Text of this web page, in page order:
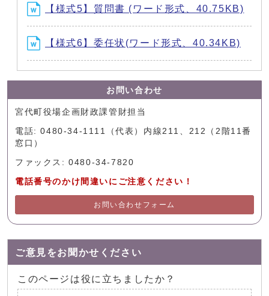
【様式5】質問書 (ワード形式、40.75KB)
【様式6】委任状(ワード形式、40.34KB)
お問い合わせ
宮代町役場企画財政課管財担当
電話: 0480-34-1111（代表）内線211、212（2階11番
窓口）
ファックス: 0480-34-7820
電話番号のかけ間違いにご注意ください！
お問い合わせフォーム
ご意見をお聞かせください
このページは役に立ちましたか？